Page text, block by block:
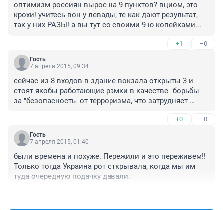
оптимизм россиян вырос на 9 пунктов? вциом, это
крохи! учитесь вон у левады, те как дают результат,
так у них РАЗЫ! а вы тут со своими 9-ю копейками...
+1 –0
Гость
7 апреля 2015, 09:34
сейчас из 8 входов в здание вокзала открыты 3 и
стоят якобы работающие рамки в качестве "борьбы"
за "безопасность" от терроризма, что затрудняет
как при антитеррористической паранойе будет
военную часть?
+0 –0
Гость
7 апреля 2015, 01:40
были времена и похуже. Пережили и это переживем!!
Только тогда Украина рот открывала, когда мы им
туда очередную подачку давали.